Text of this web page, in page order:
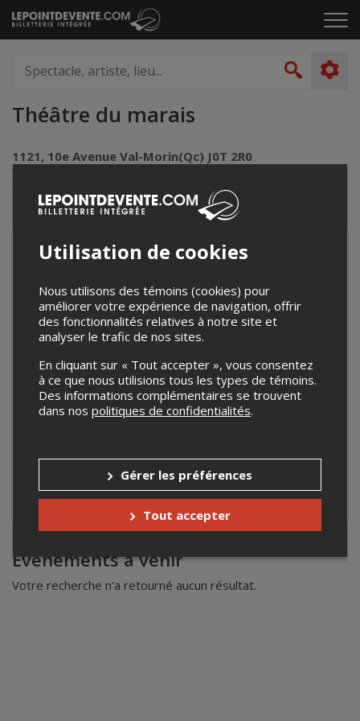
Passer
au
le
artiste,
lieu...
Théâtre du marais
1121, 10e Avenue Val-Morin(Qc) J0T 2R0
Val-Morin, QC
+
Leaflet| ©
Événements à venir
Votre recherche n'a retourné aucun résultat.
Utilisation de cookies
Nous utilisons des témoins (cookies) pour
améliorer votre expérience de navigation, offrir
des fonctionnalités relatives à notre site et
analyser le trafic de nos sites.
En cliquant sur « Tout accepter », vous consentez
à ce que nous utilisions tous les types de témoins.
Des informations complémentaires se trouvent
dans nos politiques de confidentialités.
Gérer les préférences
Tout accepter